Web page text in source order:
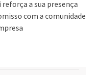
a sua presença
com a comunidade